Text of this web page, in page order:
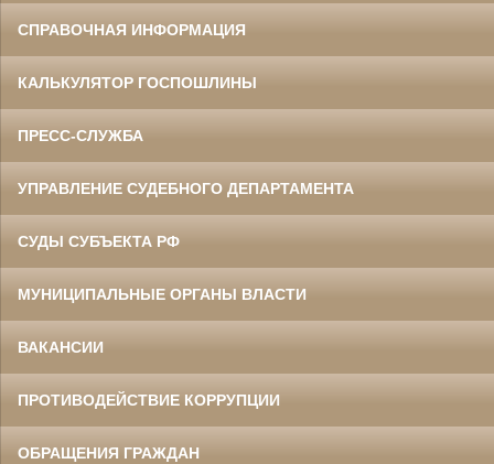
СПРАВОЧНАЯ ИНФОРМАЦИЯ
КАЛЬКУЛЯТОР ГОСПОШЛИНЫ
ПРЕСС-СЛУЖБА
УПРАВЛЕНИЕ СУДЕБНОГО ДЕПАРТАМЕНТА
СУДЫ СУБЪЕКТА РФ
МУНИЦИПАЛЬНЫЕ ОРГАНЫ ВЛАСТИ
ВАКАНСИИ
ПРОТИВОДЕЙСТВИЕ КОРРУПЦИИ
ОБРАЩЕНИЯ ГРАЖДАН